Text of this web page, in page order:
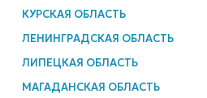
КУРСКАЯ ОБЛАСТЬ
ЛЕНИНГРАДСКАЯ ОБЛАСТЬ
ЛИПЕЦКАЯ ОБЛАСТЬ
МАГАДАНСКАЯ ОБЛАСТЬ